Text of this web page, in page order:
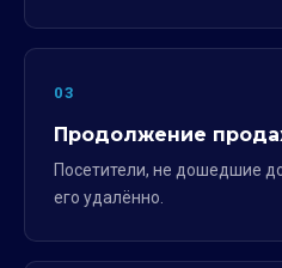
03
Продолжение
Посетители, не дошедшие
его удалённо.